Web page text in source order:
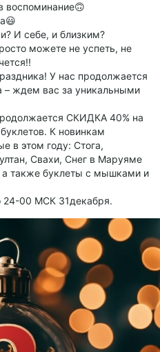
воспоминание🙃
И себе, и близким?
можете не успеть, не
У нас продолжается
– ждем вас за уникальными
СКИДКА 40% на
К новинкам
в этом году: Стога,
Свахи, Снег в Маруяме
а также буклеты с мышками и
24-00 МСК 31декабря.